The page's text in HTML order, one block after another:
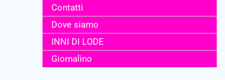
Contatti
Dove siamo
INNI DI LODE
Giornalino